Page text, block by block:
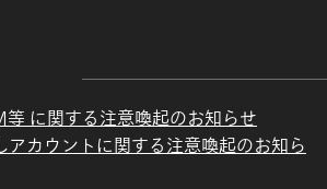
に関する注意喚起のお知らせ
アカウントに関する注意喚起のお知ら